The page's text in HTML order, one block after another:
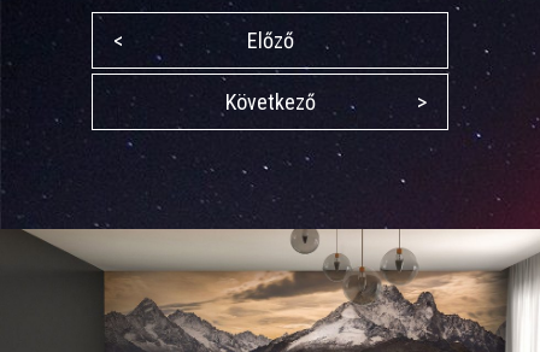
< Előző
Következő >